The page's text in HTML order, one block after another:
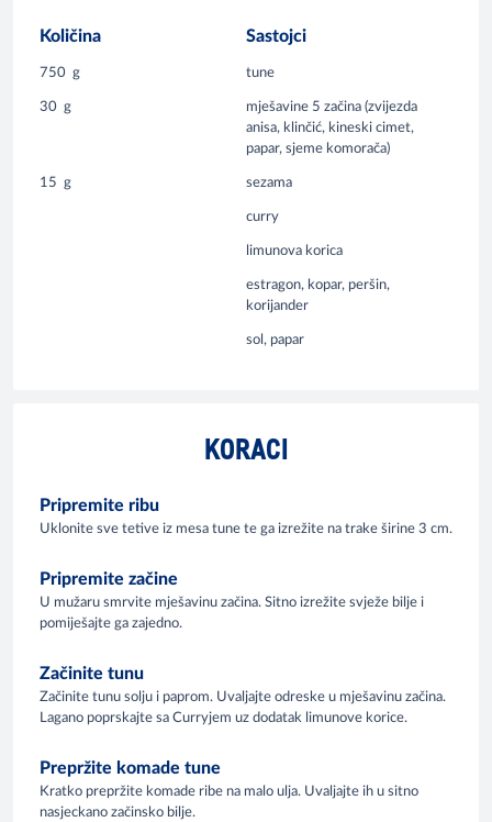
Količina Sastojci
750 g tune
30 g
mješavine 5 začina (zvijezda
anisa, klinčić, kineski cimet,
papar, sjeme komorača)
15 g sezama
curry
limunova korica
estragon, kopar, peršin,
korijander
sol, papar
KORACI
Pripremite ribu
Uklonite sve tetive iz mesa tune te ga izrežite na trake širine 3 cm.
Pripremite začine
U mužaru smrvite mješavinu začina. Sitno izrežite svježe bilje i
pomiješajte ga zajedno.
Začinite tunu
Začinite tunu solju i paprom. Uvaljajte odreske u mješavinu začina.
Lagano poprskajte sa Curryjem uz dodatak limunove korice.
Prepržite komade tune
Kratko prepržite komade ribe na malo ulja. Uvaljajte ih u sitno
nasjeckano začinsko bilje.